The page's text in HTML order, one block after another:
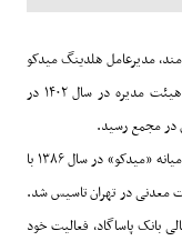
مدیرعامل هلدینگ میدکو
هیئت مدیره در سال۱۴۰۲ در
در مجمع رسید.
«میدکو» در سال۱۳۸۶با
معدنی در تهران تاسیس شد.
بانک پاساگاد، فعالیت خود